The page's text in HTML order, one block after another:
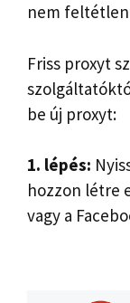
nem
Friss proxyt
be új proxyt:
1. lépés:
hozzon létre
vagy a